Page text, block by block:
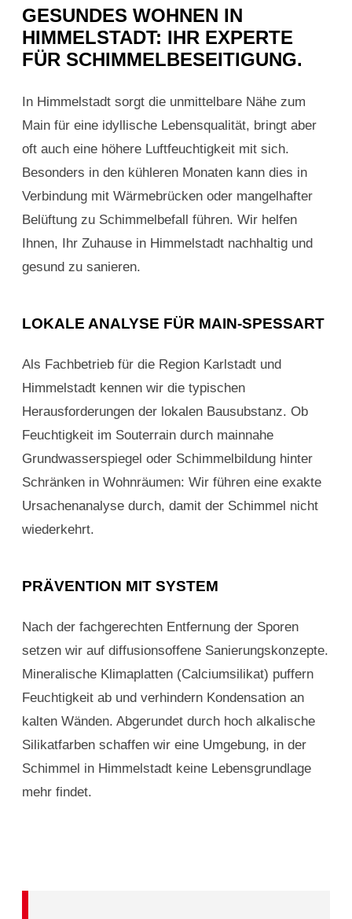
GESUNDES WOHNEN IN
HIMMELSTADT: IHR EXPERTE
FÜR SCHIMMELBESEITIGUNG.
In Himmelstadt sorgt die unmittelbare Nähe zum
Main für eine idyllische Lebensqualität, bringt aber
oft auch eine höhere Luftfeuchtigkeit mit sich.
Besonders in den kühleren Monaten kann dies in
Verbindung mit Wärmebrücken oder mangelhafter
Belüftung zu Schimmelbefall führen. Wir helfen
Ihnen, Ihr Zuhause in Himmelstadt nachhaltig und
gesund zu sanieren.
LOKALE ANALYSE FÜR MAIN-SPESSART
Als Fachbetrieb für die Region Karlstadt und
Himmelstadt kennen wir die typischen
Herausforderungen der lokalen Bausubstanz. Ob
Feuchtigkeit im Souterrain durch mainnahe
Grundwasserspiegel oder Schimmelbildung hinter
Schränken in Wohnräumen: Wir führen eine exakte
Ursachenanalyse durch, damit der Schimmel nicht
wiederkehrt.
PRÄVENTION MIT SYSTEM
Nach der fachgerechten Entfernung der Sporen
setzen wir auf diffusionsoffene Sanierungskonzepte.
Mineralische Klimaplatten (Calciumsilikat) puffern
Feuchtigkeit ab und verhindern Kondensation an
kalten Wänden. Abgerundet durch hoch alkalische
Silikatfarben schaffen wir eine Umgebung, in der
Schimmel in Himmelstadt keine Lebensgrundlage
mehr findet.